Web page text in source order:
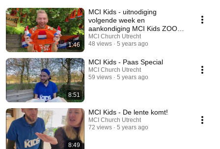
1:46
MCI Kids - uitnodiging
volgende week en
aankondiging MCI Kids ZOOM
🎉
MCI Church Utrecht
48 views
5 years ago
8:51
MCI Kids - Paas Special
MCI Church Utrecht
59 views
5 years ago
8:49
MCI Kids - De lente komt!
MCI Church Utrecht
72 views
5 years ago